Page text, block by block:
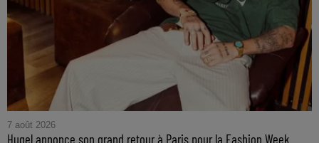
7 août 2026
Hugel annonce son grand retour à Paris pour la Fashion Week